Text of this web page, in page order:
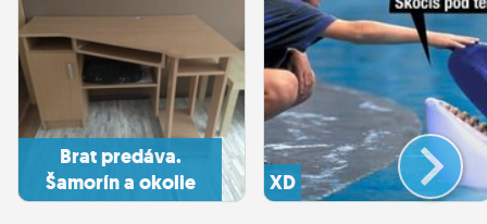
Brat predáva.
Šamorín a okolie
XD